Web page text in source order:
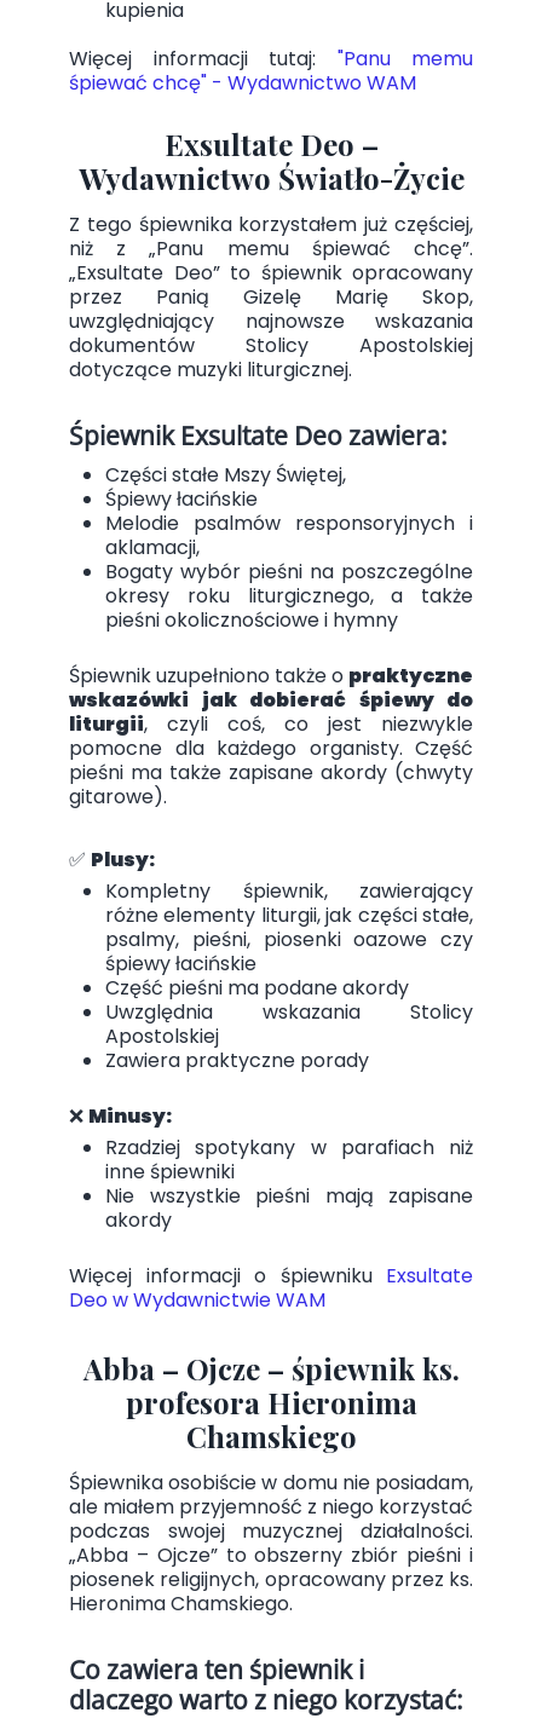
kupienia
Więcej informacji tutaj: "Panu memu
śpiewać chcę" - Wydawnictwo WAM
Exsultate Deo –
Wydawnictwo Światło-Życie
Z tego śpiewnika korzystałem już częściej,
niż z „Panu memu śpiewać chcę”.
„Exsultate Deo” to śpiewnik opracowany
przez Panią Gizelę Marię Skop,
uwzględniający najnowsze wskazania
dokumentów Stolicy Apostolskiej
dotyczące muzyki liturgicznej.
Śpiewnik Exsultate Deo zawiera:
Części stałe Mszy Świętej,
Śpiewy łacińskie
Melodie psalmów responsoryjnych i
aklamacji,
Bogaty wybór pieśni na poszczególne
okresy roku liturgicznego, a także
pieśni okolicznościowe i hymny
Śpiewnik uzupełniono także o praktyczne
wskazówki jak dobierać śpiewy do
liturgii, czyli coś, co jest niezwykle
pomocne dla każdego organisty. Część
pieśni ma także zapisane akordy (chwyty
gitarowe).
✅ Plusy:
Kompletny śpiewnik, zawierający
różne elementy liturgii, jak części stałe,
psalmy, pieśni, piosenki oazowe czy
śpiewy łacińskie
Część pieśni ma podane akordy
Uwzględnia wskazania Stolicy
Apostolskiej
Zawiera praktyczne porady
❌ Minusy:
Rzadziej spotykany w parafiach niż
inne śpiewniki
Nie wszystkie pieśni mają zapisane
akordy
Więcej informacji o śpiewniku Exsultate
Deo w Wydawnictwie WAM
Abba – Ojcze – śpiewnik ks.
profesora Hieronima
Chamskiego
Śpiewnika osobiście w domu nie posiadam,
ale miałem przyjemność z niego korzystać
podczas swojej muzycznej działalności.
„Abba – Ojcze” to obszerny zbiór pieśni i
piosenek religijnych, opracowany przez ks.
Hieronima Chamskiego.
Co zawiera ten śpiewnik i
dlaczego warto z niego korzystać: